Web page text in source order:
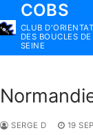
Aller
au
contenu
COBS
CLUB
DES BOUCLES
SEINE
SERGE D 19